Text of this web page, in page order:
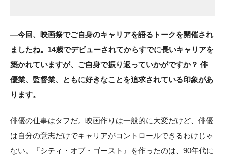
―今回、映画祭でご自身のキャリアを語るトークを開催され
ましたね。14歳でデビューされてからすでに長いキャリアを
築かれていますが、ご自身で振り返っていかがですか？ 俳
優業、監督業、ともに好きなことを追求されている印象があ
ります。
俳優の仕事はタフだ。映画作りは一般的に大変だけど、俳優
は自分の意志だけでキャリアがコントロールできるわけじゃ
ない。『シティ・オブ・ゴースト』を作ったのは、90年代に